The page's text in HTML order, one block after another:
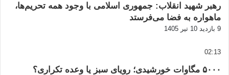
رهبر شهید انقلاب: جمهوری اسلامی با وجود همه تحریم‌ها،
ماهواره به فضا می‌فرستد
9 بازدید 10 تیر 1405
02:13
۵۰۰۰ مگاوات خورشیدی؛ رویای سبز یا وعده تکراری؟